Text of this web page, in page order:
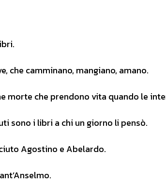
che camminano, mangiano, amano.
morte che prendono vita quando le
sono i libri a chi un giorno li pensò.
Agostino e Abelardo.